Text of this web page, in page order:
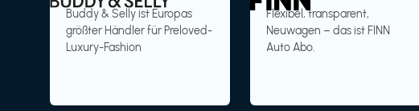
Buddy & Selly ist Europas
größter Händler für Preloved-
Luxury-Fashion
Flexibel, transparent,
Neuwagen – das ist FINN
Auto Abo.